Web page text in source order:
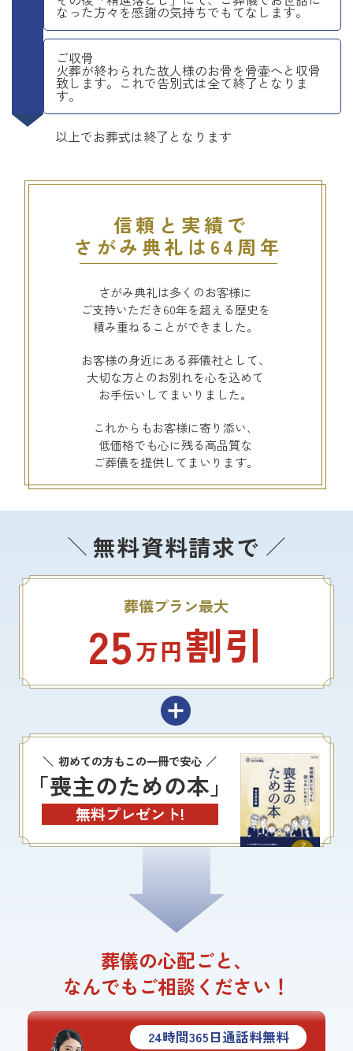
なった方々を感謝の気持ちでもてなします。
ご収骨
火葬が終わられた故人様のお骨を骨壷へと収骨
致します。これで告別式は全て終了となりま
す。
以上でお葬式は終了となります
信頼と実績で
さがみ典礼は64周年
さがみ典礼は多くのお客様に
ご支持いただき60年を超える歴史を
積み重ねることができました。
お客様の身近にある葬儀社として、
大切な方とのお別れを心を込めて
お手伝いしてまいりました。
これからもお客様に寄り添い、
低価格でも心に残る高品質な
ご葬儀を提供してまいります。
無料資料請求で
葬儀プラン最大
25万円割引
初めての方もこの一冊で安心
「喪主のための本」
無料プレゼント!
葬儀の心配ごと、
なんでもご相談ください！
24時間365日通話料無料